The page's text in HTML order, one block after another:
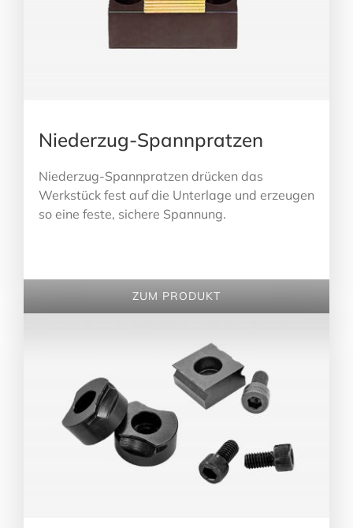
Niederzug-Spannpratzen
Niederzug-Spannpratzen drücken das
Werkstück fest auf die Unterlage und erzeugen
so eine feste, sichere Spannung.
ZUM PRODUKT